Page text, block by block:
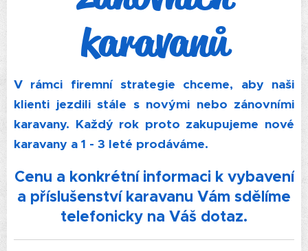
karavanů
V rámci firemní strategie chceme, aby naši
klienti jezdili stále s novými nebo zánovními
karavany. Každý rok proto zakupujeme nové
karavany a 1 - 3 leté prodáváme.
Cenu a konkrétní informaci k vybavení
a příslušenství karavanu Vám sdělíme
telefonicky na Váš dotaz.